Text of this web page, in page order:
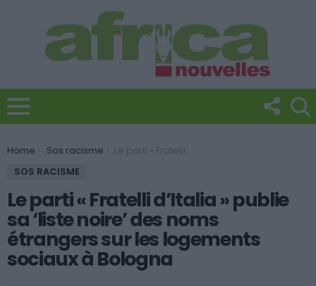
You are here:
Home Sos racisme
Le parti « Fratelli d’Italia » publie sa ‘liste noire’ des noms étrangers sur les logements sociaux à Bologna
SOS RACISME
Le parti « Fratelli d’Italia » publie
sa ‘liste noire’ des noms
étrangers sur les logements
sociaux à Bologna